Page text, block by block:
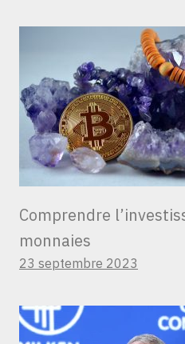
Comprendre
monnaies
23 septembre 2023